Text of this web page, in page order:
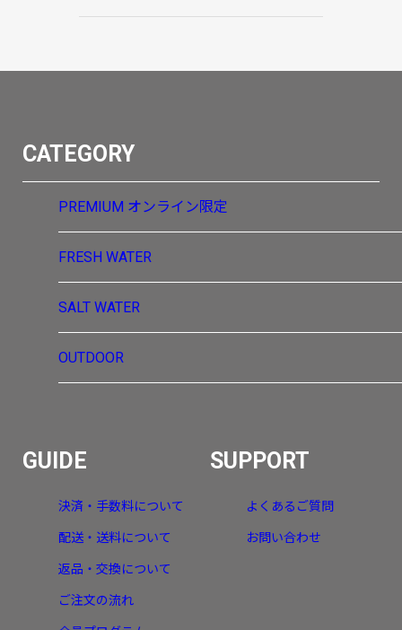
CATEGORY
PREMIUM オンライン限定
FRESH WATER
SALT WATER
OUTDOOR
GUIDE
決済・手数料について
配送・送料について
返品・交換について
ご注文の流れ
SUPPORT
よくあるご質問
お問い合わせ